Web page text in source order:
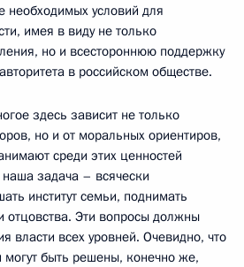
необходимых условий для
имея в виду не только
но и всестороннюю поддержку
в российском обществе.
здесь зависит не только
но и от моральных ориентиров,
среди этих ценностей
задача – всячески
институт семьи, поднимать
отцовства. Эти вопросы должны
власти всех уровней. Очевидно, что
быть решены, конечно же,